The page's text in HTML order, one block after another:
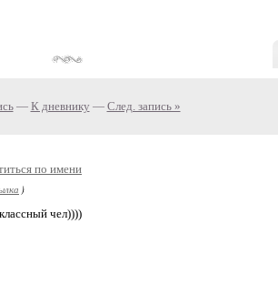
— К дневнику — След. запись »
по имени
)
чел))))